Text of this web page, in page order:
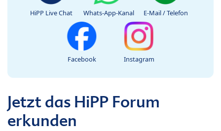
HiPP Live Chat Whats-App-Kanal E-Mail / Telefon
Facebook Instagram
Jetzt das HiPP Forum
erkunden